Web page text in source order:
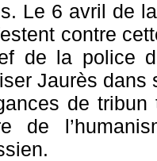
Le 6 avril de
contre
de la police
Jaurès dans
de
de